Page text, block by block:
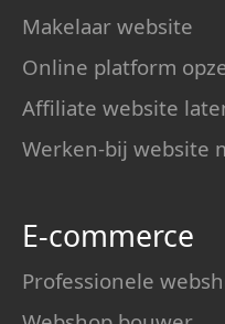
Makelaar website
Online platform
Affiliate website
Werken-bij website
E-commerce
Professionele